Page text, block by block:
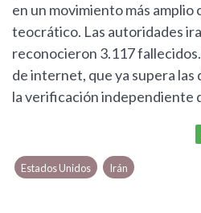
en un movimiento más amplio
teocrático. Las autoridades
reconocieron 3.117
de internet, que ya supera las
la verificación independiente
Estados Unidos Irán